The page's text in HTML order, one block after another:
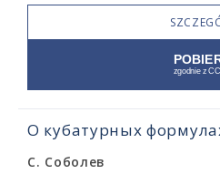
О кубатурных
С. Соболев